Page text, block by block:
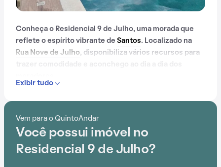
Conheça o Residencial 9 de Julho, uma morada que
reflete o espírito vibrante de Santos. Localizado na
Rua Nove de Julho, disponibiliza vários recursos para
Contando com portaria 24 horas, elevador, academia,
prédio, o Residencial 9 de Julho é preparado para
atender às necessidades dos moradores que buscam
lazer e conforto em um só lugar.
Exibir tudo
Vem para o QuintoAndar
Você possui imóvel no
Residencial 9 de Julho?